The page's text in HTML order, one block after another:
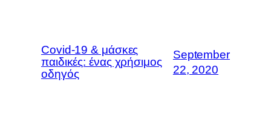
Covid-19 & μάσκες
παιδικές: ένας χρήσιμος
οδηγός
September
22, 2020